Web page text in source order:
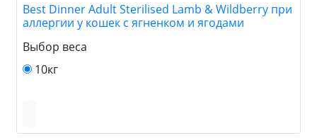
Best Dinner Adult Sterilised Lamb & Wildberry при
аллергии у кошек с ягненком и ягодами
Выбор веса
10кг